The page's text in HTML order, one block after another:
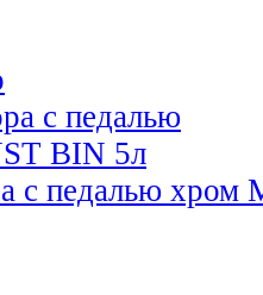
с педалью